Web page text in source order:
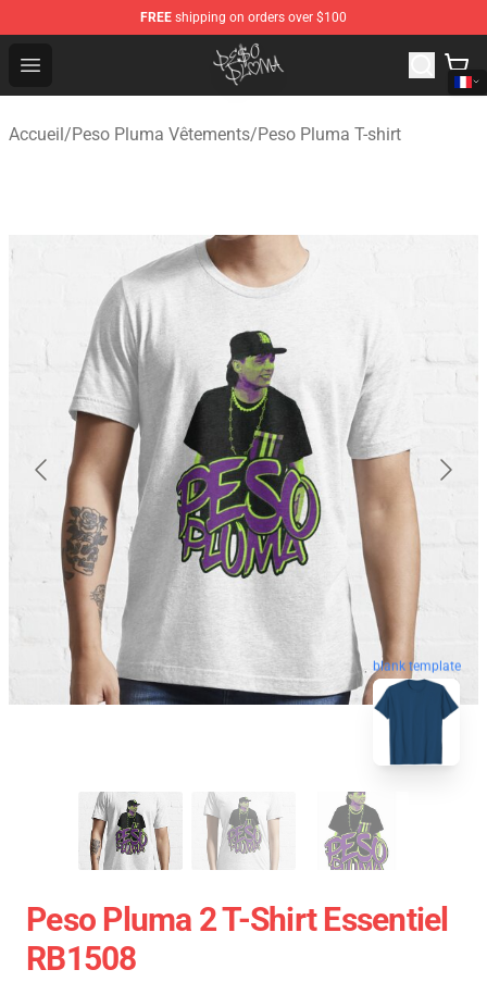
FREE shipping on orders over $100
Open menu
Peso Pluma Store - Official Peso Pluma Merchandise
Accueil/Peso Pluma Vêtements/Peso Pluma T-shirt
blank template
Peso Pluma 2 T-Shirt Essentiel
RB1508